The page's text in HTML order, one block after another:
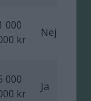
000
kr
Nej
000
kr
Ja